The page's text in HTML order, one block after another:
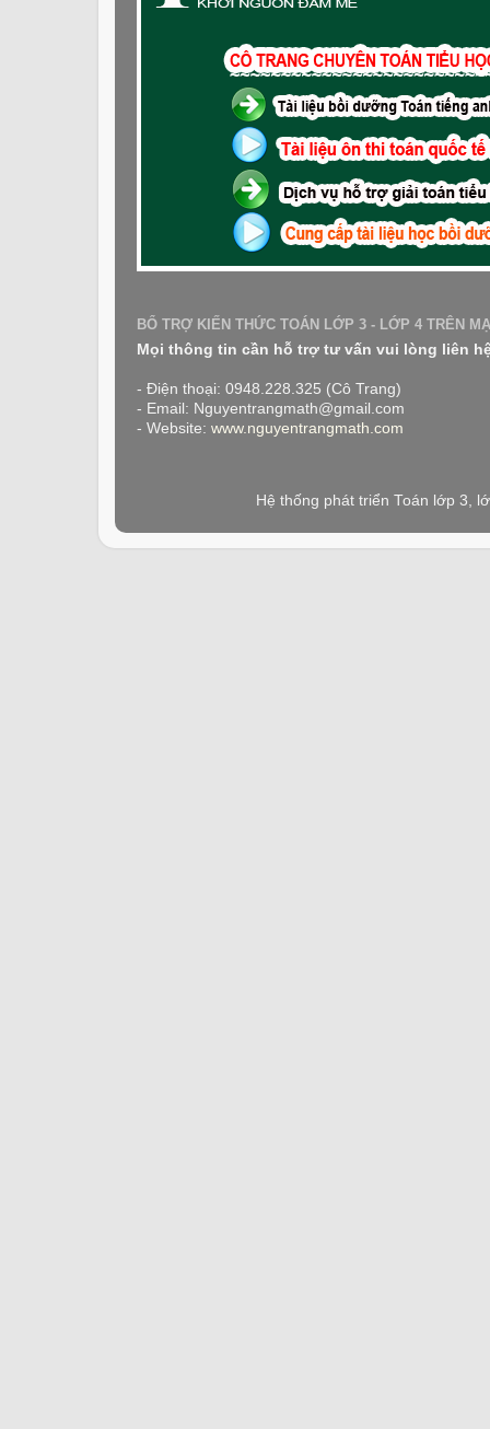
BỔ TRỢ KIẾN THỨC TOÁN LỚP 3 - LỚP 4 TRÊN
Mọi thông tin cần hỗ trợ tư vấn vui lòng liên
- Điện thoại: 0948.228.325 (Cô Trang)
- Email: Nguyentrangmath@gmail.com
- Website: www.nguyentrangmath.com
Hệ thống phát triển Toán lớp 3,